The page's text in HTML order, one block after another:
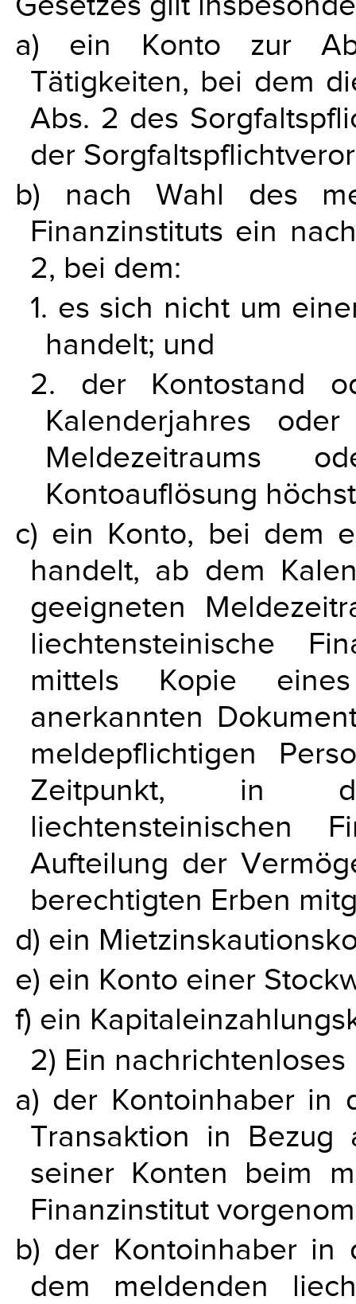
a) ein Konto zur
Tätigkeiten, bei dem
Abs. 2 des
der
b) nach Wahl des
Finanzinstituts ein
2, bei dem:
1. es sich nicht um
handelt; und
2. der Kontostand
Kalenderjahres
Meldezeitraums
Kontoauflösung
c) ein Konto, bei dem
handelt, ab dem
geeigneten
liechtensteinische
mittels Kopie
anerkannten
meldepflichtigen
Zeitpunkt, in
liechtensteinischen
Aufteilung der
berechtigten Erben
d) ein
e) ein Konto einer
f) ein
2) Ein
a) der Kontoinhaber in
Transaktion in
seiner Konten beim
Finanzinstitut
b) der Kontoinhaber in
dem meldenden